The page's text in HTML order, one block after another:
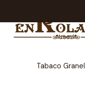
Tabaco Granel